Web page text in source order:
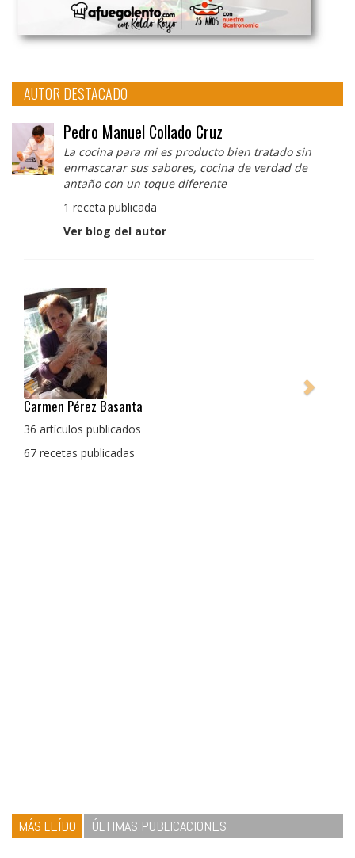
AUTOR DESTACADO
Pedro Manuel Collado Cruz
La cocina para mi es producto bien tratado sin
enmascarar sus sabores, cocina de verdad de
antaño con un toque diferente
1 receta publicada
Ver blog del autor
Pedro Manuel Collado Cruz
La cocina para mi es producto bien tratado sin
con un toque diferente
MÁS LEÍDO ÚLTIMAS PUBLICACIONES